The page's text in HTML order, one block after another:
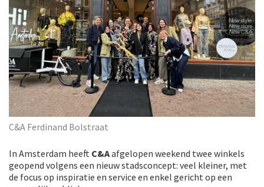
C&A Ferdinand Bolstraat
In Amsterdam heeft C&Aafgelopen weekend twee winkels
geopend volgens een nieuw stadsconcept: veel kleiner, met
de focus op inspiratie en service en enkel gericht op een